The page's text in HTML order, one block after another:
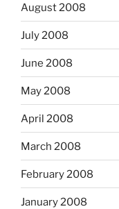
August 2008
July 2008
June 2008
May 2008
April 2008
March 2008
February 2008
January 2008